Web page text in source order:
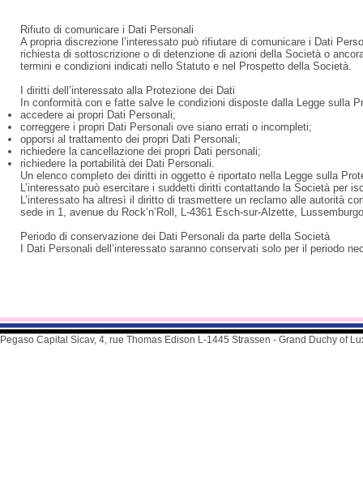
Rifiuto di comunicare i Dati Personali
A propria discrezione l’interessato può rifiutare di comunicare i Dati
richiesta di sottoscrizione o di detenzione di azioni della Società o
termini e condizioni indicati nello Statuto e nel Prospetto della Società.
I diritti dell’interessato alla Protezione dei Dati
In conformità con e fatte salve le condizioni disposte dalla Legge sulla
accedere ai propri Dati Personali;
correggere i propri Dati Personali ove siano errati o incompleti;
opporsi al trattamento dei propri Dati Personali;
richiedere la cancellazione dei propri Dati personali;
richiedere la portabilità dei Dati Personali.
Un elenco completo dei diritti in oggetto è riportato nella Legge sulla
L’interessato può esercitare i suddetti diritti contattando la Società per
L’interessato ha altresì il diritto di trasmettere un reclamo alle autorità
sede in 1, avenue du Rock’n’Roll, L-4361 Esch-sur-Alzette,
Periodo di conservazione dei Dati Personali da parte della Società
I Dati Personali dell’interessato saranno conservati solo per il periodo
Pegaso Capital Sicav, 4, rue Thomas Edison L-1445 Strassen - Grand Duchy of